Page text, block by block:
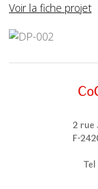
Voir la fiche projet
2 rue
F-